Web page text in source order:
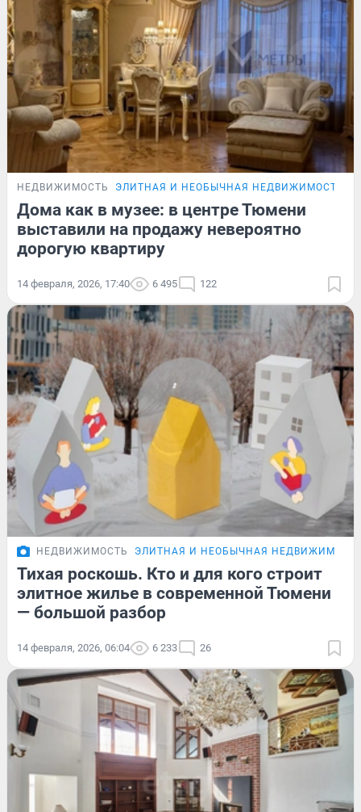
НЕДВИЖИМОСТЬ ЭЛИТНАЯ И НЕОБЫЧНАЯ НЕДВИЖИМОСТЬ
Дома как в музее: в центре Тюмени
выставили на продажу невероятно
дорогую квартиру
14 февраля, 2026, 17:40 6 495 122
НЕДВИЖИМОСТЬ ЭЛИТНАЯ И НЕОБЫЧНАЯ
Тихая роскошь. Кто и для кого строит
элитное жилье в современной Тюмени
— большой разбор
14 февраля, 2026, 06:04 6 233 26